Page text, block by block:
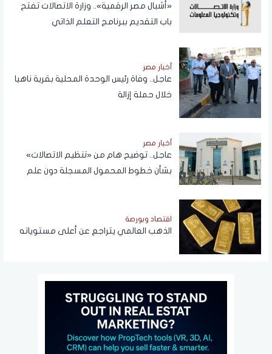
«أشبال مصر الرقمية».. وزارة الاتصالات تفتح
باب التقديم ببرنامج التعلم الذاتي
أخبار مصر
عاجل.. وفاة رئيس الوحدة المحلية بقرية ناهيا
خلال حملة إزالة
أخبار مصر
عاجل.. توضيح هام من «تنظيم الاتصالات»
بشأن خطوط المحمول المسجلة دون علم
اقتصاد وبورصة
الذهب العالمي يتراجع عن أعلى مستوياته